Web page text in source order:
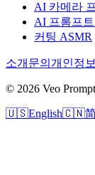
AI 카메라
AI 프롬프트
커팅 ASMR
소개 문의 개인정
© 2026 Veo
🇺🇸English🇨🇳